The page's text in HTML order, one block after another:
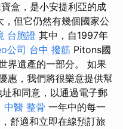
盒，是小安提利亞的成
，但它仍然有幾個國家公
台胞證 其中，自1997年
公司 台中 撥筋 Pitons國
界遺產的一部分。 如果
惠，我們將很樂意提供幫
和同意，以通過電子郵
中醫 整骨 一年中的每一
舒適和立即在線預訂旅